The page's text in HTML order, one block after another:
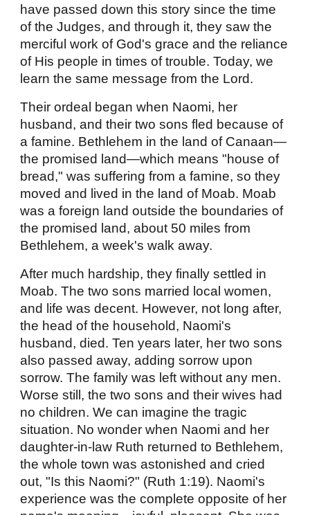
have passed down this story since the time
of the Judges, and through it, they saw the
merciful work of God's grace and the reliance
of His people in times of trouble. Today, we
learn the same message from the Lord.
Their ordeal began when Naomi, her
husband, and their two sons fled because of
a famine. Bethlehem in the land of Canaan—
the promised land—which means "house of
bread," was suffering from a famine, so they
moved and lived in the land of Moab. Moab
was a foreign land outside the boundaries of
the promised land, about 50 miles from
Bethlehem, a week's walk away.
After much hardship, they finally settled in
Moab. The two sons married local women,
and life was decent. However, not long after,
the head of the household, Naomi's
husband, died. Ten years later, her two sons
also passed away, adding sorrow upon
sorrow. The family was left without any men.
Worse still, the two sons and their wives had
no children. We can imagine the tragic
situation. No wonder when Naomi and her
daughter-in-law Ruth returned to Bethlehem,
the whole town was astonished and cried
out, "Is this Naomi?" (Ruth 1:19). Naomi's
experience was the complete opposite of her